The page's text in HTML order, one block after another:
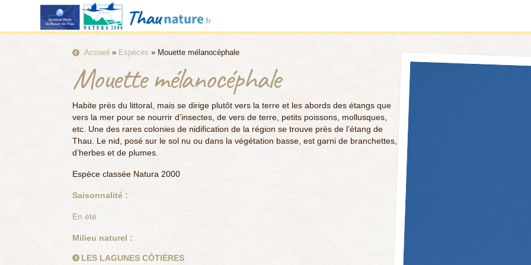
Accueil » Espèces » Mouette mélanocéphale
Mouette mélanocéphale
Habite près du littoral, mais se dirige plutôt vers la terre et les abords des étangs que
vers la mer pour se nourrir d’insectes, de vers de terre, petits poissons, mollusques,
etc. Une des rares colonies de nidification de la région se trouve près de l’étang de
Thau. Le nid, posé sur le sol nu ou dans la végétation basse, est garni de branchettes,
d’herbes et de plumes.
Espèce classée Natura 2000
Saisonnalité :
En été
Milieu naturel :
LES LAGUNES CÔTIÈRES